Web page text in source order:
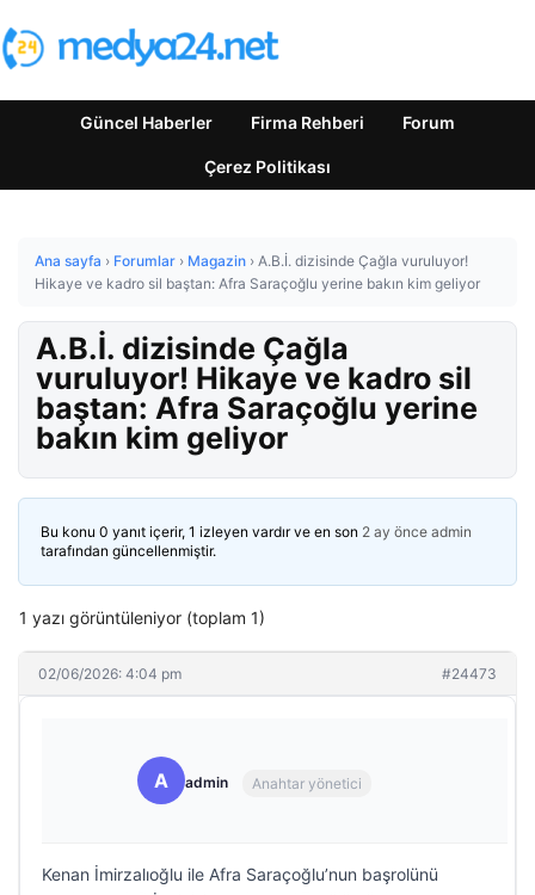
Güncel Haberler Firma Rehberi Forum
Çerez Politikası
Ana sayfa › Forumlar › Magazin › A.B.İ. dizisinde Çağla vuruluyor!
Hikaye ve kadro sil baştan: Afra Saraçoğlu yerine bakın kim geliyor
A.B.İ. dizisinde Çağla
vuruluyor! Hikaye ve kadro sil
baştan: Afra Saraçoğlu yerine
bakın kim geliyor
Bu konu 0 yanıt içerir, 1 izleyen vardır ve en son 2 ay önce admin
tarafından güncellenmiştir.
1 yazı görüntüleniyor (toplam 1)
02/06/2026: 4:04 pm #24473
A admin Anahtar yönetici
Kenan İmirzalıoğlu ile Afra Saraçoğlu’nun başrolünü